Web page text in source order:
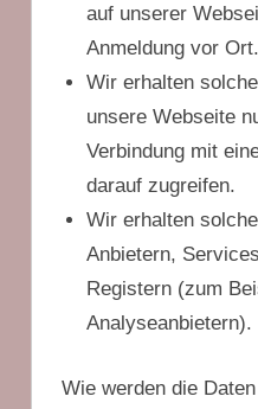
auf unserer
Anmeldung vor Ort.
Wir erhalten
unsere Webseite
Verbindung mit
darauf zugreifen.
Wir erhalten
Anbietern,
Registern (zum
Analyseanbietern).
Wie werden die